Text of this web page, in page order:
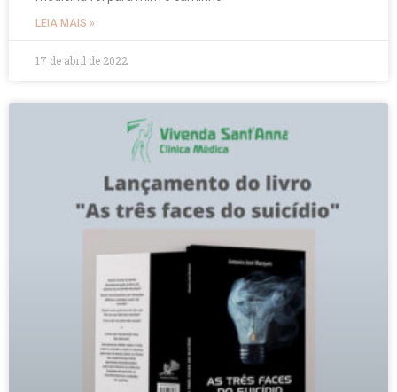
LEIA MAIS »
17 de abril de 2022